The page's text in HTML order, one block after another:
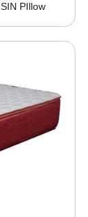
SIN PIllow